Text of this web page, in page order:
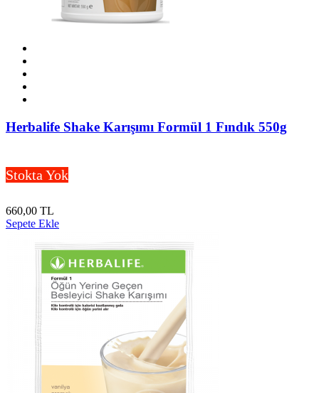
Herbalife Shake Karışımı Formül 1 Fındık 550g
Stokta Yok
660,00 TL
Sepete Ekle